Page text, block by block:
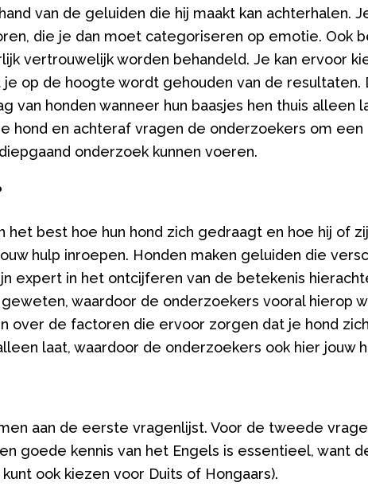
van de geluiden die hij maakt kan achterhalen.
die je dan moet categoriseren op emotie. Ook
vertrouwelijk worden behandeld. Je kan ervoor
op de hoogte wordt gehouden van de resultaten.
van honden wanneer hun baasjes hen thuis alleen
hond en achteraf vragen de onderzoekers om een
onderzoek kunnen voeren.
het best hoe hun hond zich gedraagt en hoe hij of
hulp inroepen. Honden maken geluiden die
expert in het ontcijferen van de betekenis
waardoor de onderzoekers vooral hierop
over de factoren die ervoor zorgen dat je hond
laat, waardoor de onderzoekers ook hier jouw
aan de eerste vragenlijst. Voor de tweede
goede kennis van het Engels is essentieel, want
ook kiezen voor Duits of Hongaars).